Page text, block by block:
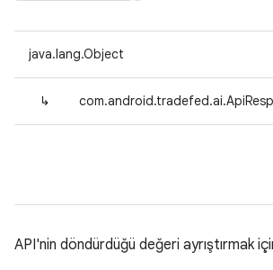
java.lang.Object
↳
API'nin döndürdüğü değeri ayrıştırmak için